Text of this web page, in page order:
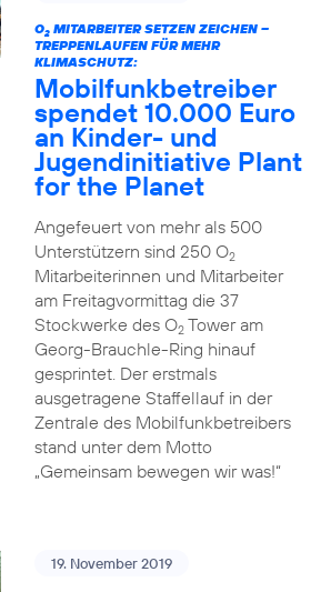
O2MITARBEITER SETZEN ZEICHEN –
TREPPENLAUFEN FÜR MEHR
KLIMASCHUTZ:
Mobilfunkbetreiber
spendet 10.000 Euro
an Kinder- und
Jugendinitiative Plant
for the Planet
Angefeuert von mehr als 500
Unterstützern sind 250 O2
Mitarbeiterinnen und Mitarbeiter
am Freitagvormittag die 37
Stockwerke des O2Tower am
Georg-Brauchle-Ring hinauf
gesprintet. Der erstmals
ausgetragene Staffellauf in der
Zentrale des Mobilfunkbetreibers
stand unter dem Motto
„Gemeinsam bewegen wir was!“
19. November 2019